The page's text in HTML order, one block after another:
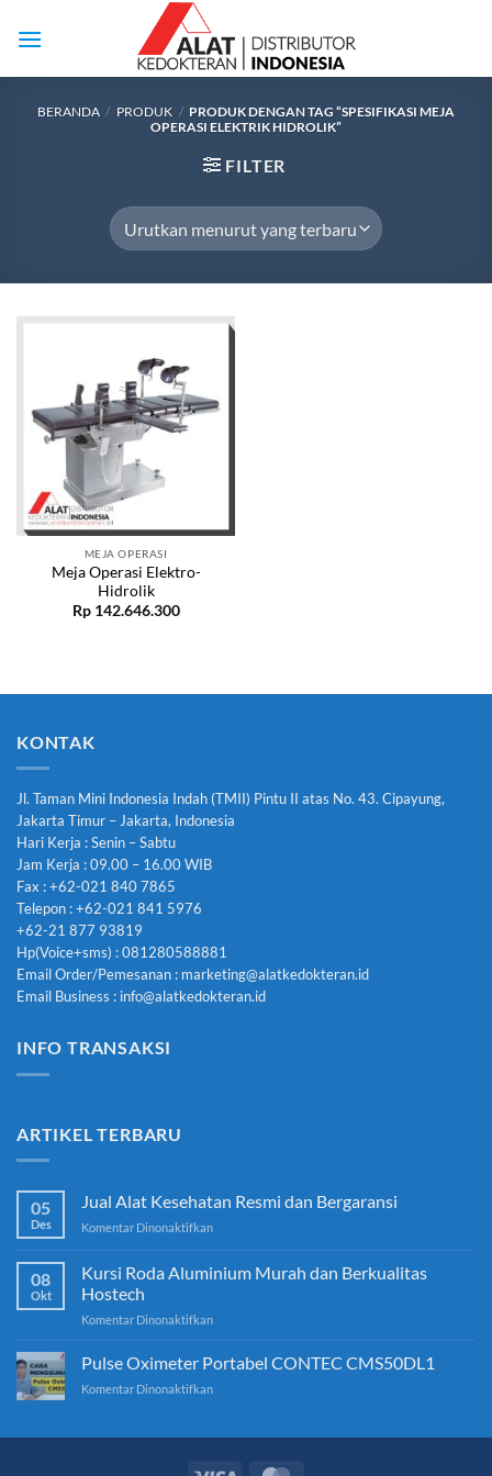
BERANDA / PRODUK / PRODUK DENGAN TAG “SPESIFIKASI MEJA
OPERASI ELEKTRIK HIDROLIK”
FILTER
MEJA OPERASI
Meja Operasi Elektro-
Hidrolik
Rp142.646.300
KONTAK
Jl. Taman Mini Indonesia Indah (TMII) Pintu II atas No. 43. Cipayung,
Jakarta Timur – Jakarta, Indonesia
Hari Kerja : Senin – Sabtu
Jam Kerja : 09.00 – 16.00 WIB
Fax : +62-021 840 7865
Telepon : +62-021 841 5976
+62-21 877 93819
Hp(Voice+sms) : 081280588881
Email Order/Pemesanan : marketing@alatkedokteran.id
Email Business : info@alatkedokteran.id
INFO TRANSAKSI
ARTIKEL TERBARU
05
Des
Jual Alat Kesehatan Resmi dan Bergaransi
Komentar Dinonaktifkanpada
Kesehatan
dan
08
Okt
Kursi Roda Aluminium Murah dan Berkualitas
Hostech
Komentar Dinonaktifkanpada
Roda
Murah
Pulse Oximeter Portabel CONTEC CMS50DL1
Komentar Dinonaktifkanpada